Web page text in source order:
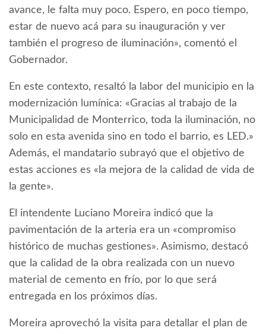
avance, le falta muy poco. Espero, en poco tiempo,
estar de nuevo acá para su inauguración y ver
también el progreso de iluminación», comentó el
Gobernador.
En este contexto, resaltó la labor del municipio en la
modernización lumínica: «Gracias al trabajo de la
Municipalidad de Monterrico, toda la iluminación, no
solo en esta avenida sino en todo el barrio, es LED.»
Además, el mandatario subrayó que el objetivo de
estas acciones es «la mejora de la calidad de vida de
la gente».
El intendente Luciano Moreira indicó que la
pavimentación de la arteria era un «compromiso
histórico de muchas gestiones». Asimismo, destacó
que la calidad de la obra realizada con un nuevo
material de cemento en frío, por lo que será
entregada en los próximos días.
Moreira aprovechó la visita para detallar el plan de